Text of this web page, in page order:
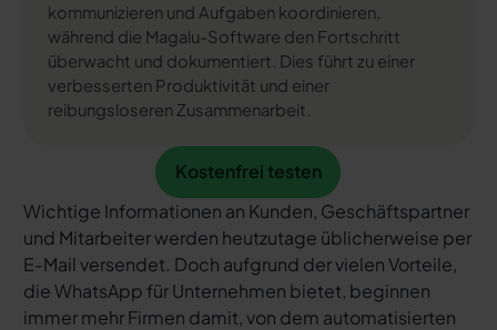
kommunizieren und Aufgaben koordinieren,
während die Magalu-Software den Fortschritt
überwacht und dokumentiert. Dies führt zu einer
verbesserten Produktivität und einer
reibungsloseren Zusammenarbeit.
Kostenfrei testen
Kostenfrei testen
Wichtige Informationen an Kunden, Geschäftspartner
und Mitarbeiter werden heutzutage üblicherweise per
E-Mail versendet. Doch aufgrund der vielen Vorteile,
die WhatsApp für Unternehmen bietet, beginnen
immer mehr Firmen damit, von dem automatisierten